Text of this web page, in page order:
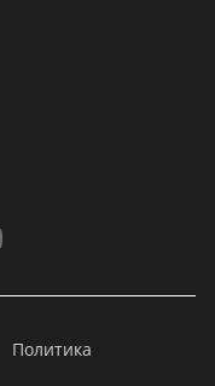
Политика